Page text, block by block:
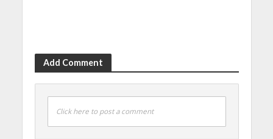
Add Comment
Click here to post a comment